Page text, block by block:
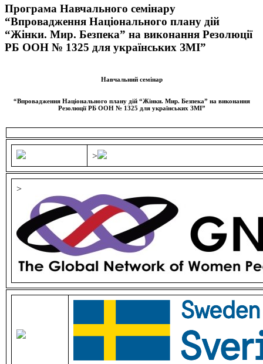
Програма Навчального семінару
“Впровадження Національного плану дій
“Жінки. Мир. Безпека” на виконання Резолюції
РБ ООН № 1325 для українських ЗМІ”
Навчальний семінар
“Впровадження Національного плану дій “Жінки. Мир. Безпека” на виконання
Резолюції РБ ООН № 1325 для українських ЗМІ”
>
>